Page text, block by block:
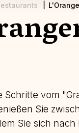
Schritte vom
Sie
Sie sich